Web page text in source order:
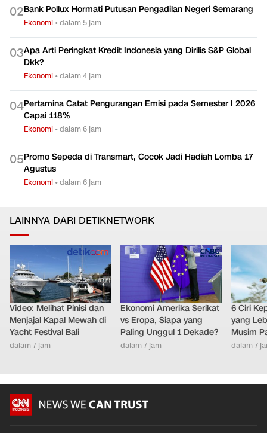
02Bank Pollux Hormati Putusan Pengadilan Negeri Semarang
Ekonomi •dalam 5 jam
03Apa Arti Peringkat Kredit Indonesia yang Dirilis S&P Global
Dkk?
Ekonomi •dalam 4 jam
04Pertamina Catat Pengurangan Emisi pada Semester I 2026
Capai 118%
Ekonomi •dalam 6 jam
05Promo Sepeda di Transmart, Cocok Jadi Hadiah Lomba 17
Agustus
Ekonomi •dalam 6 jam
LAINNYA DARI DETIKNETWORK
Video: Melihat Pinisi dan
Menjajal Kapal Mewah di
Yacht Festival Bali
dalam 7 jam
Ekonomi Amerika Serikat
vs Eropa, Siapa yang
Paling Unggul 1 Dekade?
dalam 7 jam
6 Ciri
yang
Musim
dalam 7